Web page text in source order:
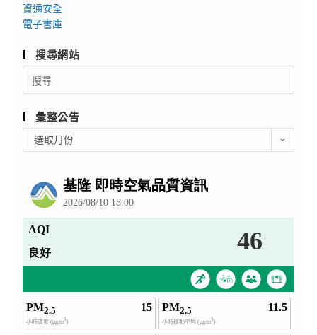
資通安全
電子書庫
搜尋網站
Search
for:
彙整公告
整
選取月份